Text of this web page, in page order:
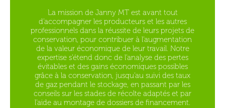
La mission de Janny MT est avant tout
d’accompagner les producteurs et les autres
professionnels dans la réussite de leurs projets de
conservation, pour contribuer à l’augmentation
de la valeur économique de leur travail. Notre
expertise s’étend donc de l’analyse des pertes
évitables et des gains économiques possibles
grâce à la conservation, jusqu’au suivi des taux
de gaz pendant le stockage, en passant par les
conseils sur les stades de récolte adaptés et par
l’aide au montage de dossiers de financement.